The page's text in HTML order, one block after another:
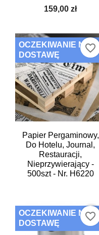
159,00 zł
Papier Pergaminowy,
Do Hotelu, Journal,
Restauracji,
Nieprzywierający -
500szt - Nr. H6220
OCZEKIWANIE NA
DOSTAWĘ
favorite_border
OCZEKIWANIE NA
DOSTAWĘ
favorite_border